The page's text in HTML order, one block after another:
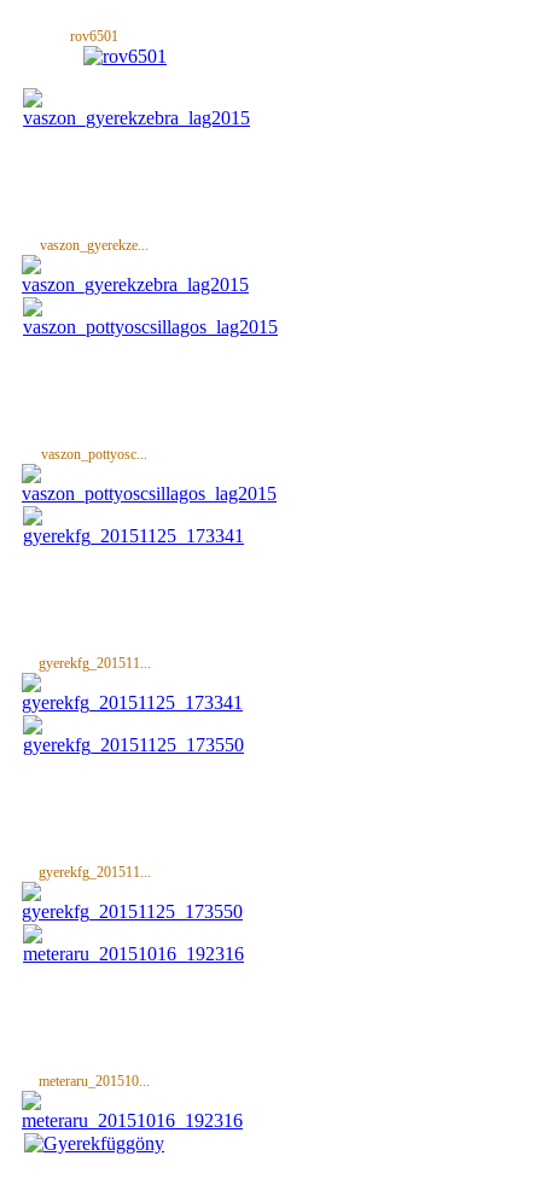
rov6501
vaszon_gyerekze...
vaszon_pottyosc...
gyerekfg_201511...
gyerekfg_201511...
meteraru_201510...